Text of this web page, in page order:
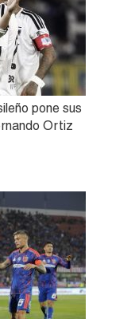
pone sus
Ortiz